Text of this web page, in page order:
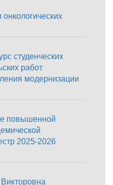
студенческих
работ
модернизации
повышенной
2025-2026